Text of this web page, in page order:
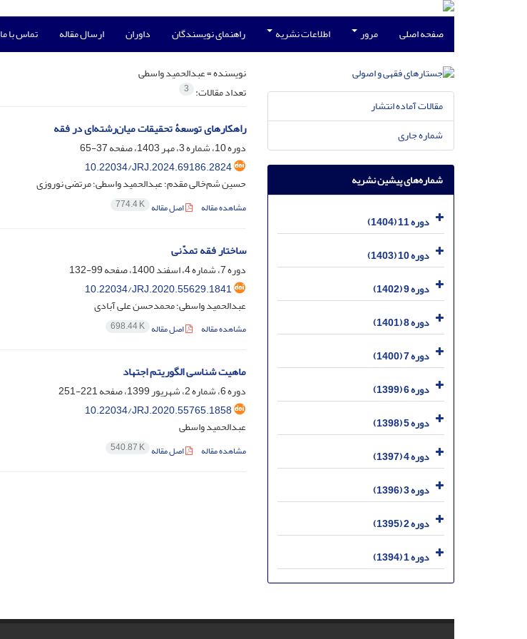
صفحه اصلی مرور اطلاعات نشریه راهنمای نویسندگان داوران ارسال مقاله تماس با ما
نویسنده =عبدالحمید واسطی
تعداد مقالات: 3
راهکارهای توسعۀ تحقیقات میان‌رشته‌‌ای در فقه
دوره 10، شماره 3، مهر 1403، صفحه
37-65
10.22034/JRJ.2024.69186.2824
حسین شم‌خالی مقدم؛ عبدالحمید واسطی؛ مرتضی نوروزی
مشاهده مقاله اصل مقاله 774.4 K
ساختار فقه تمدّنی
دوره 7، شماره 4، اسفند 1400، صفحه
99-132
10.22034/JRJ.2020.55629.1841
عبدالحمید واسطی؛ محمدحسن علی آبادی
مشاهده مقاله اصل مقاله 698.44 K
ماهیت شناسی الگوریتم اجتهاد
دوره 6، شماره 2، شهریور 1399، صفحه
221-251
10.22034/JRJ.2020.55765.1858
عبدالحمید واسطی
مشاهده مقاله اصل مقاله 540.87 K
مقالات آماده انتشار
شماره جاری
شماره‌های پیشین نشریه
دوره 11 (1404)
دوره 10 (1403)
دوره 9 (1402)
دوره 8 (1401)
دوره 7 (1400)
دوره 6 (1399)
دوره 5 (1398)
دوره 4 (1397)
دوره 3 (1396)
دوره 2 (1395)
دوره 1 (1394)